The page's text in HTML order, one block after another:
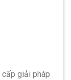
giải pháp